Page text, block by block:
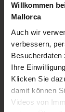
Willkommen
Mallorca
Auch wir
verbessern,
Besucherdaten
Ihre
Klicken Sie
damit können
Videos von